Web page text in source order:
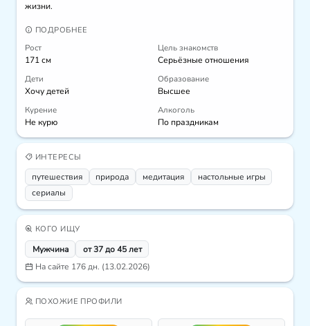
жизни.
ПОДРОБНЕЕ
Рост
171 см
Цель знакомств
Серьёзные отношения
Дети
Хочу детей
Образование
Высшее
Курение
Не курю
Алкоголь
По праздникам
ИНТЕРЕСЫ
путешествия природа медитация
настольные игры
сериалы
КОГО ИЩУ
Мужчина
от 37 до 45 лет
На сайте 176 дн. (13.02.2026)
ПОХОЖИЕ ПРОФИЛИ